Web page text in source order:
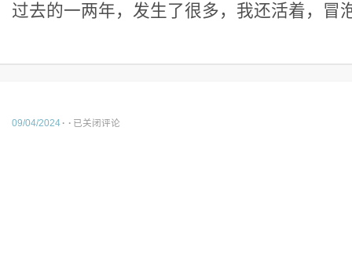
过去的一两年，发生了很多，我还活着，冒
09/04/2024 · · 已关闭评论